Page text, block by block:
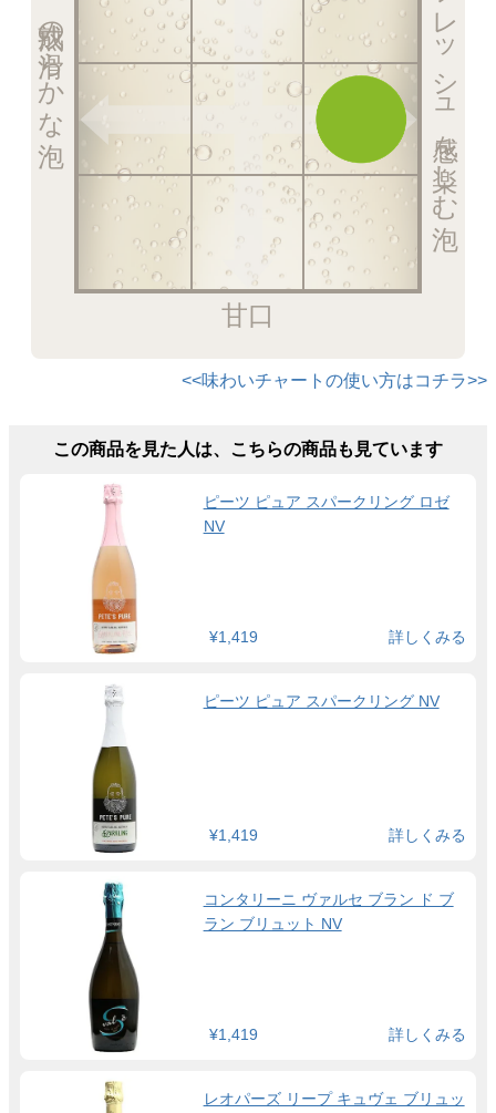
フレッシュ感を楽しむ泡
甘口
熟成の滑らかな泡
<<味わいチャートの使い方はコチラ>>
この商品を見た人は、こちらの商品も見ています
ピーツ ピュア スパークリング ロゼ
NV
¥1,419 詳しくみる
ピーツ ピュア スパークリング NV
¥1,419 詳しくみる
コンタリーニ ヴァルセ ブラン ド ブ
ラン ブリュット NV
¥1,419 詳しくみる
レオパーズ リープ キュヴェ ブリュッ